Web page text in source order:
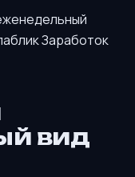
Заработок
вид